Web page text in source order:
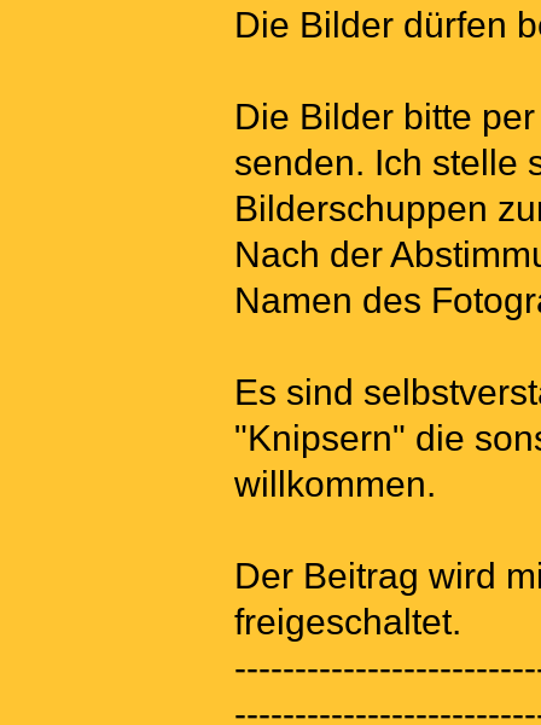
Die Bilder dürfen
Die Bilder bitte
senden. Ich stelle
Bilderschuppen
Nach der
Namen des
Es sind
"Knipsern" die
willkommen.
Der Beitrag wird
freigeschaltet.